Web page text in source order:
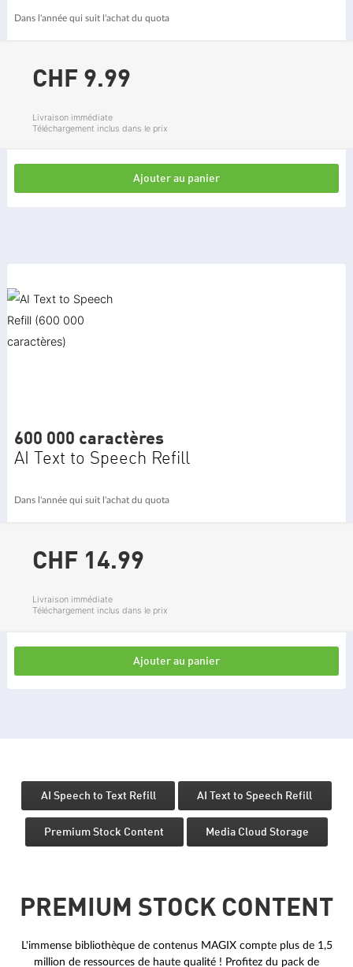
Dans l'année qui suit l'achat du quota
CHF 9.99
Livraison immédiate
Téléchargement inclus dans le prix
Ajouter au panier
600 000 caractères
AI Text to Speech Refill
Dans l'année qui suit l'achat du quota
CHF 14.99
Livraison immédiate
Téléchargement inclus dans le prix
Ajouter au panier
AI Speech to Text Refill AI Text to Speech Refill
Premium Stock Content Media Cloud Storage
PREMIUM STOCK CONTENT
L'immense bibliothèque de contenus MAGIX compte plus de 1,5
million de ressources de haute qualité ! Profitez du pack de